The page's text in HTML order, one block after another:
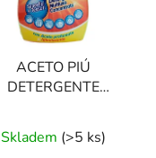
ACETO PIÚ
DETERGENTE
univerzální čisticí
prostředek
hodnocení
Skladem (>5 ks)